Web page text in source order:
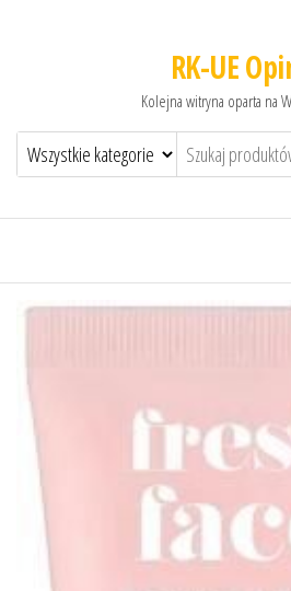
RK-UE
Kolejna witryna oparta na